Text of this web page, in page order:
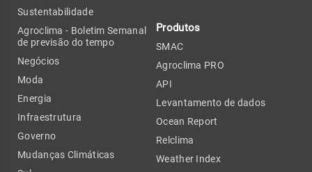
Sustentabilidade
Agroclima - Boletim Semanal
de previsão do tempo
Negócios
Moda
Energia
Infraestrutura
Governo
Mudanças Climáticas
Produtos
SMAC
Agroclima PRO
API
Levantamento de dados
Ocean Report
Relclima
Weather Index